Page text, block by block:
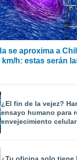
se aproxima a
km/h: estas serán
¿El fin de la vejez?
ensayo humano para
envejecimiento celular